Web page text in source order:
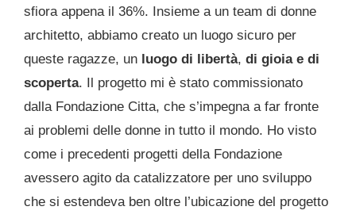
sfiora appena il 36%. Insieme a un team di donne
architetto, abbiamo creato un luogo sicuro per
queste ragazze, un luogo di libertà, di gioia e di
scoperta. Il progetto mi è stato commissionato
dalla Fondazione Citta, che s’impegna a far fronte
ai problemi delle donne in tutto il mondo. Ho visto
come i precedenti progetti della Fondazione
avessero agito da catalizzatore per uno sviluppo
che si estendeva ben oltre l’ubicazione del progetto